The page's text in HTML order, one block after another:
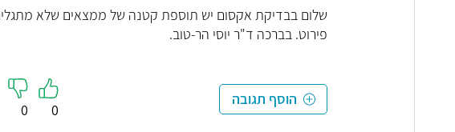
פירוט. בברכה ד"ר יוסי הר-טוב.
הוסף תגובה
0
0